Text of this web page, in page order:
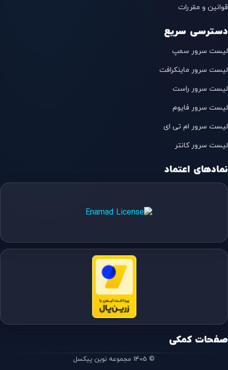
قوانین و مقررات
دسترسی سریع
لیست سرور سمپ
لیست سرور ماینکرافت
لیست سرور راست
لیست سرور فایوم
لیست سرور ام تی ای
لیست سرور کانتر
نمادهای اعتماد
صفحات کمکی
© 1405 مجموعه نوین پیکسل